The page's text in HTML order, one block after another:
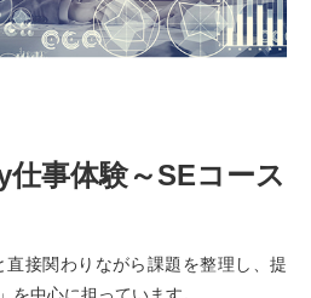
仕事体験～SEコース
直接関わりながら課題を整理し、提